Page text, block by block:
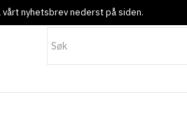
nyhetsbrev nederst på siden.